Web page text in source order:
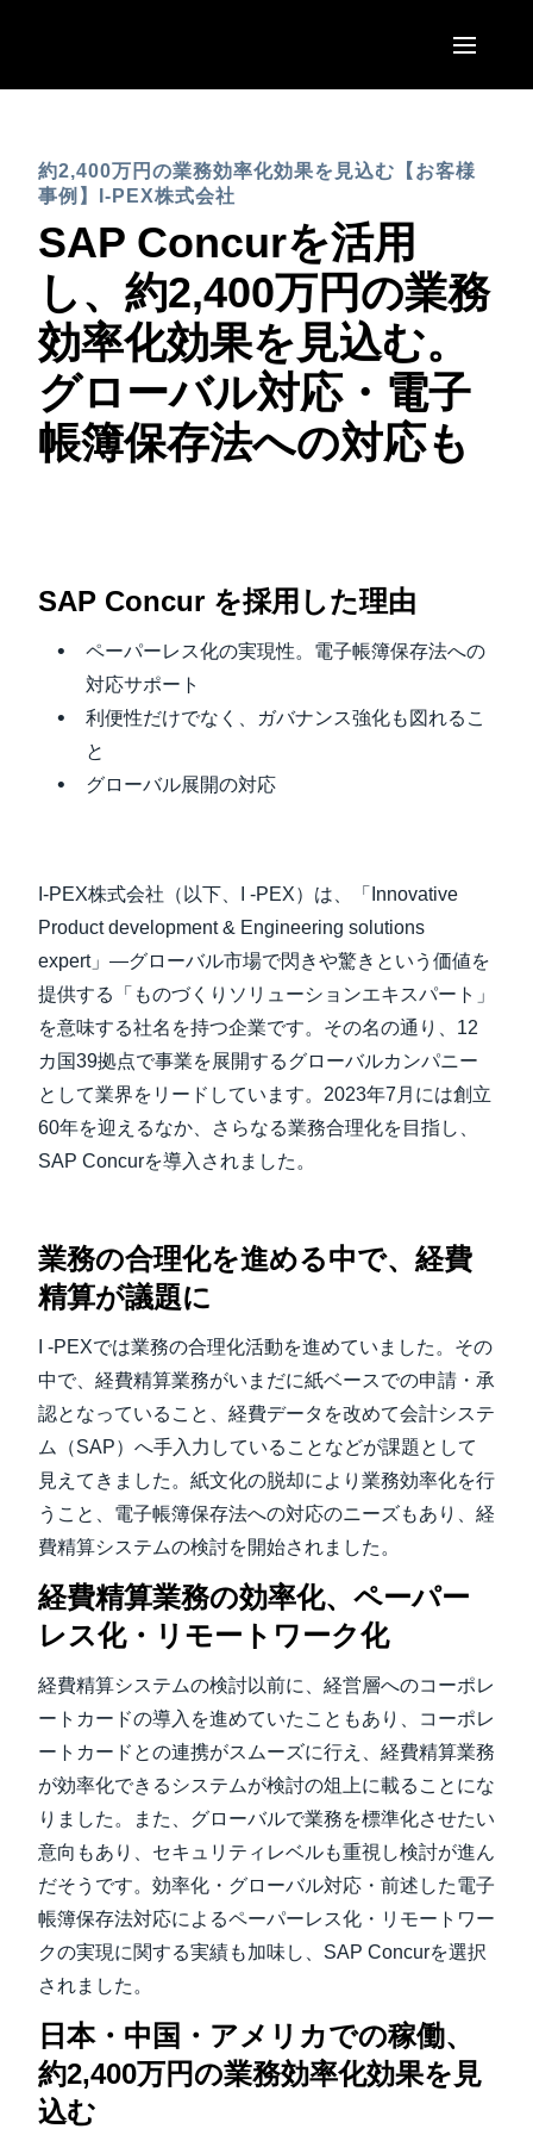
United States (English)
Canada (English)
Canada (Français)
México (Español)
Brasil (Português)
EUROPE
United Kingdom (English)
France (Français)
Deutschland (Deutsch)
Italia (Italiano)
Nederlands (English)
Norway (English)
ASIA PACIFIC
Australia (English)
India (English)
日本（日本語)
Singapore (English)
約2,400万円の業務効率化効果を見込む【お客様
事例】I-PEX株式会社
SAP Concurを活用
し、約2,400万円の業務
効率化効果を見込む。
グローバル対応・電子
帳簿保存法への対応も
SAP Concur を採用した理由
ペーパーレス化の実現性。電子帳簿保存法への
対応サポート
利便性だけでなく、ガバナンス強化も図れるこ
と
グローバル展開の対応
I-PEX株式会社（以下、I -PEX）は、「Innovative
Product development & Engineering solutions
expert」―グローバル市場で閃きや驚きという価値を
提供する「ものづくりソリューションエキスパート」
を意味する社名を持つ企業です。その名の通り、12
カ国39拠点で事業を展開するグローバルカンパニー
として業界をリードしています。2023年7月には創立
60年を迎えるなか、さらなる業務合理化を目指し、
SAP Concurを導入されました。
業務の合理化を進める中で、経費
精算が議題に
I -PEXでは業務の合理化活動を進めていました。その
中で、経費精算業務がいまだに紙ベースでの申請・承
認となっていること、経費データを改めて会計システ
ム（SAP）へ手入力していることなどが課題として
見えてきました。紙文化の脱却により業務効率化を行
うこと、電子帳簿保存法への対応のニーズもあり、経
費精算システムの検討を開始されました。
経費精算業務の効率化、ペーパー
レス化・リモートワーク化
経費精算システムの検討以前に、経営層へのコーポレ
ートカードの導入を進めていたこともあり、コーポレ
ートカードとの連携がスムーズに行え、経費精算業務
が効率化できるシステムが検討の俎上に載ることにな
りました。また、グローバルで業務を標準化させたい
意向もあり、セキュリティレベルも重視し検討が進ん
だそうです。効率化・グローバル対応・前述した電子
帳簿保存法対応によるペーパーレス化・リモートワー
クの実現に関する実績も加味し、SAP Concurを選択
されました。
日本・中国・アメリカでの稼働、
約2,400万円の業務効率化効果を見
込む